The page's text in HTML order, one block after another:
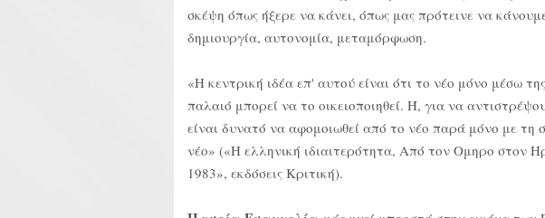
σκέψη όπως ήξερε να κάνει, όπως μας πρότεινε να
δημιουργία, αυτονομία, μεταμόρφωση.
«Η κεντρική ιδέα επ' αυτού είναι ότι το νέο μόνο μέσω
παλαιό μπορεί να το οικειοποιηθεί. Ή, για να
είναι δυνατό να αφομοιωθεί από το νέο παρά μόνο με τη
νέο» («Η ελληνική ιδιαιτερότητα, Από τον Ομηρο στον
1983», εκδόσεις Κριτική).